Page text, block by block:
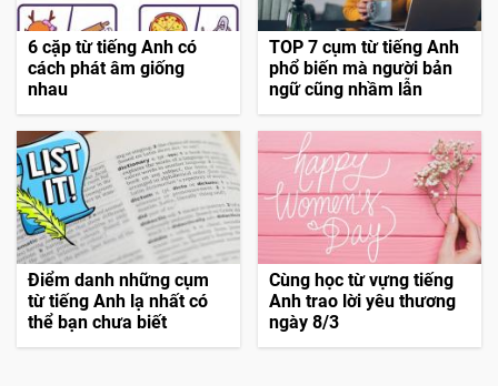
6 cặp từ tiếng Anh có
cách phát âm giống
nhau
TOP 7 cụm từ tiếng Anh
phổ biến mà người bản
ngữ cũng nhầm lẫn
Điểm danh những cụm
từ tiếng Anh lạ nhất có
thể bạn chưa biết
Cùng học từ vựng tiếng
Anh trao lời yêu thương
ngày 8/3